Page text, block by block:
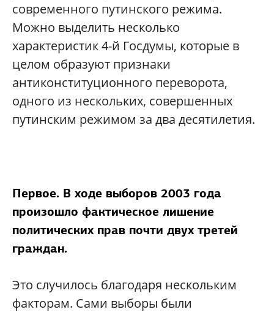
современного путинского режима.
Можно выделить несколько
характеристик 4-й Госдумы, которые в
целом образуют признаки
антиконституционного переворота,
одного из нескольких, совершенных
путинским режимом за два десятилетия.
Первое. В ходе выборов 2003 года
произошло фактическое лишение
политических прав почти двух третей
граждан.
Это случилось благодаря нескольким
факторам. Сами выборы были